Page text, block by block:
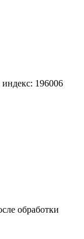
196006
обработки